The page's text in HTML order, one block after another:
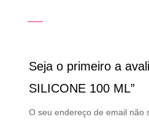
Seja o primeiro a
SILICONE 100 ML”
O seu endereço de email não